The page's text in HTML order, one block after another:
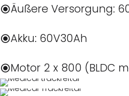
Äußere Versorgung:
Akku: 60V30Ah
Motor 2 x 800 (BLDC